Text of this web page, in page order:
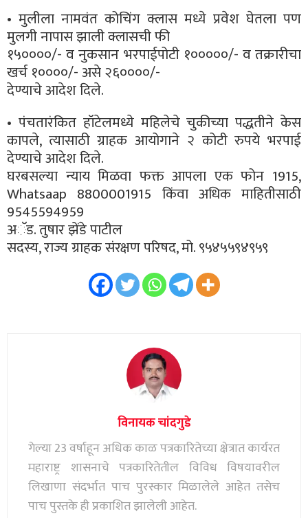
• मुलीला नामवंत कोचिंग क्लास मध्ये प्रवेश घेतला पण
मुलगी नापास झाली क्लासची फी
१५००००/- व नुकसान भरपाईपोटी १०००००/- व तक्रारीचा
खर्च १००००/- असे २६००००/-
देण्याचे आदेश दिले.
• पंचतारंकित हॉटेलमध्ये महिलेचे चुकीच्या पद्धतीने केस
कापले, त्यासाठी ग्राहक आयोगाने २ कोटी रुपये भरपाई
देण्याचे आदेश दिले.
घरबसल्या न्याय मिळवा फक्त आपला एक फोन 1915,
Whatsaap 8800001915 किंवा अधिक माहितीसाठी
9545594959
अॅड. तुषार झेंडे पाटील
सदस्य, राज्य ग्राहक संरक्षण परिषद, मो. ९५४५५९४९५९
विनायक चांदगुडे
गेल्या 23 वर्षाहून अधिक काळ पत्रकारितेच्या क्षेत्रात कार्यरत
महाराष्ट्र शासनाचे पत्रकारितेतील विविध विषयावरील
लिखाणा संदर्भात पाच पुरस्कार मिळालेले आहेत तसेच
पाच पुस्तके ही प्रकाशित झालेली आहेत.